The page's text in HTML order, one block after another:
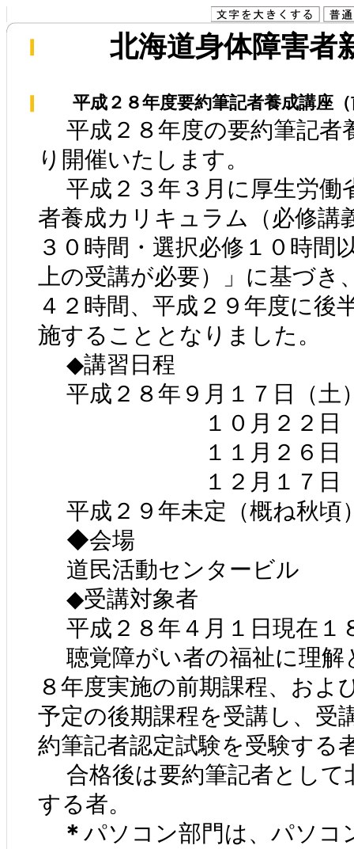
北海道身体障害者
平成２８年度要約筆記者養成講座（
平成２８年度の要約筆記者
り開催いたします。
平成２３年３月に厚生労働
者養成カリキュラム（必修講
３０時間・選択必修１０時間
上の受講が必要）」に基づき
４２時間、平成２９年度に後
施することとなりました。
◆講習日程
平成２８年９月１７日（土
１０月２２日（土
１１月２６日（土
１２月１７日（
平成２９年未定（概ね秋頃
◆会場
道民活動センタービル
◆受講対象者
平成２８年４月１日現在１
聴覚障がい者の福祉に理解
８年度実施の前期課程、およ
予定の後期課程を受講し、受
約筆記者認定試験を受験する
合格後は要約筆記者として
する者。
＊ パソコン部門は、パソコ